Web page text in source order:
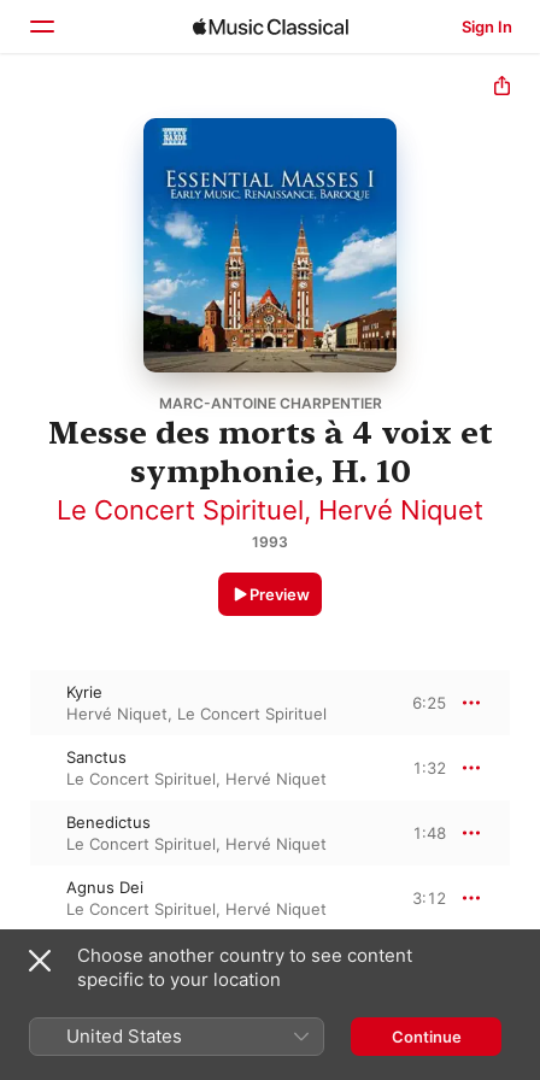
Sign In
MARC-ANTOINE CHARPENTIER
Messe des morts à 4 voix et
symphonie, H. 10
Le Concert Spirituel, Hervé Niquet
1993
Preview
Kyrie
Hervé Niquet, Le Concert Spirituel
6:25
Sanctus
Le Concert Spirituel, Hervé Niquet
1:32
Benedictus
Le Concert Spirituel, Hervé Niquet
1:48
Agnus Dei
Le Concert Spirituel, Hervé Niquet
3:12
1 June 1993
4 Tracks, 12 minutes
℗ 1993 Naxos
Choose another country to see content
specific to your location
United States Continue